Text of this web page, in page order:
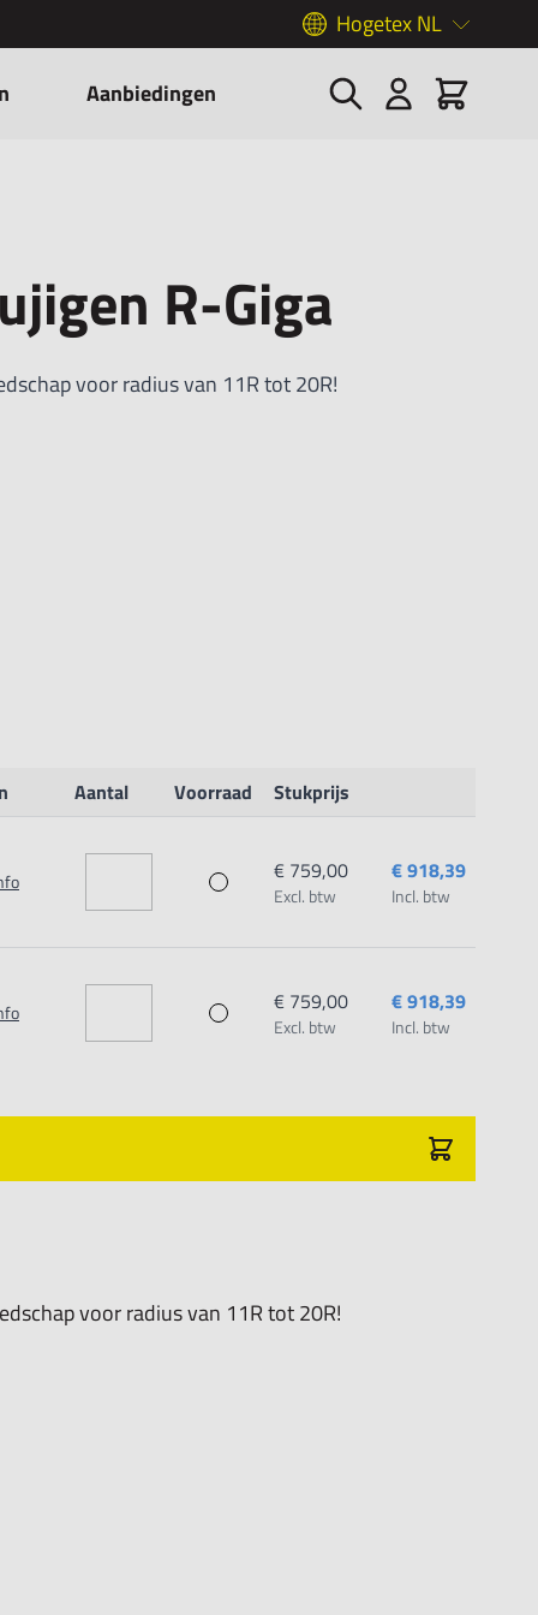
Hogetex NL
Aanbiedingen Zoek Cart
R-Giga
voor radius van 11R tot 20R!
Aantal Voorraad Stukprijs
€ 918,39
Incl. btw
€ 759,00
Excl. btw
€ 918,39
Incl. btw
€ 759,00
Excl. btw
voor radius van 11R tot 20R!